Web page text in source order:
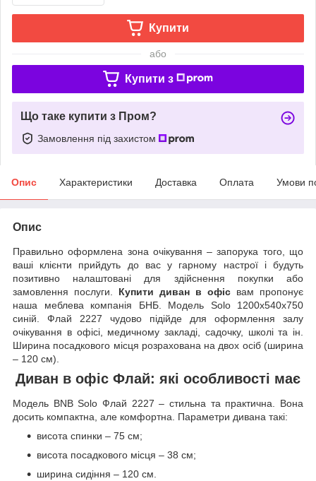
Купити
або
Купити з
Що таке купити з Пром?
Замовлення під захистом
Опис Характеристики Доставка Оплата Умови
Опис
Правильно оформлена зона очікування – запорука того, що
ваші клієнти прийдуть до вас у гарному настрої і будуть
позитивно налаштовані для здійснення покупки або
замовлення послуги. Купити диван в офіс вам пропонує
наша меблева компанія БНБ. Модель Solo 1200x540x750
синій. Флай 2227 чудово підійде для оформлення залу
очікування в офісі, медичному закладі, садочку, школі та ін.
Ширина посадкового місця розрахована на двох осіб (ширина
– 120 см).
Диван в офіс Флай: які особливості має
Модель BNB Solo Флай 2227 – стильна та практична. Вона
досить компактна, але комфортна. Параметри дивана такі:
висота спинки – 75 см;
висота посадкового місця – 38 см;
ширина сидіння – 120 см.